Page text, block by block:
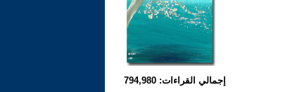
إجمالي القراءات: 794,980